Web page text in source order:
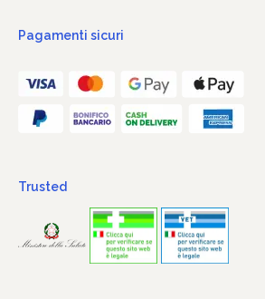
Pagamenti sicuri
Trusted